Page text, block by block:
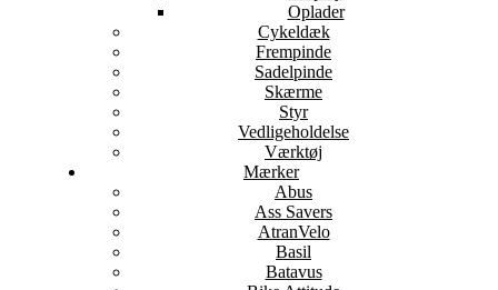
Oplader
Cykeldæk
Frempinde
Sadelpinde
Skærme
Styr
Vedligeholdelse
Værktøj
Mærker
Abus
Ass Savers
AtranVelo
Basil
Batavus